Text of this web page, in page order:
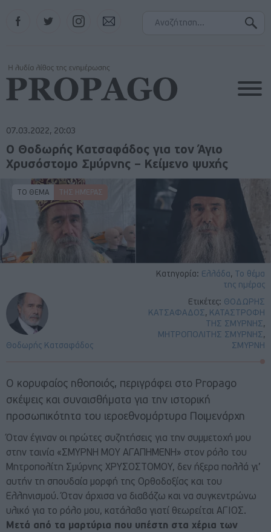
Instagram
07.03.2022, 20:03
ΤΟ ΘΕΜΑ ΤΗΣ ΗΜΈΡΑΣ
Κατηγορία: Ελλάδα, Το θέμα
της ημέρας
Ετικέτες: ΘΟΔΩΡΗΣ
ΚΑΤΣΑΦΑΔΟΣ, ΚΑΤΑΣΤΡΟΦΗ
ΤΗΣ ΣΜΥΡΝΗΣ,
ΜΗΤΡΟΠΟΛΙΤΗΣ ΣΜΥΡΝΗΣ,
ΣΜΥΡΝΗ
Θοδωρής Κατσαφάδος
Ο Θοδωρής Κατσαφάδος για τον Άγιο
Χρυσόστομο Σμύρνης – Κείμενο ψυχής
Ο κορυφαίος ηθοποιός, περιγράφει στο Propago
σκέψεις και συναισθήματα για την ιστορική
προσωπικότητα του ιεροεθνομάρτυρα Ποιμενάρχη
Όταν έγιναν οι πρώτες συζητήσεις για την συμμετοχή μου
στην ταινία «ΣΜΥΡΝΗ ΜΟΥ ΑΓΑΠΗΜΕΝΗ» στον ρόλο του
Μητροπολίτη Σμύρνης ΧΡΥΣΟΣΤΟΜΟΥ, δεν ήξερα πολλά γι’
αυτήν τη σπουδαία μορφή της Ορθοδοξίας και του
Ελληνισμού. Όταν άρχισα να διαβάζω και να συγκεντρώνω
υλικό για το ρόλο μου, κατάλαβα γιατί θεωρείται ΑΓΙΟΣ.
Μετά από τα μαρτύρια που υπέστη στα χέρια των